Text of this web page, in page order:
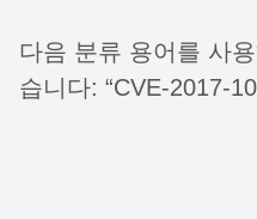
다음 분류 용어를 사
습니다: “CVE-2017-